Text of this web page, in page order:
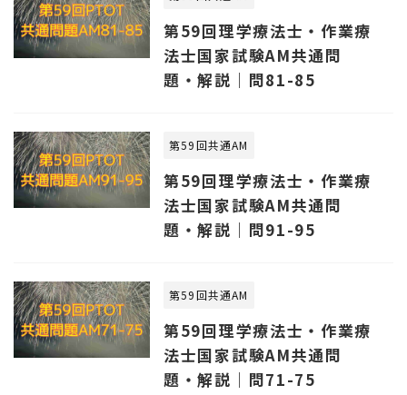
第59回理学療法士・作業療
法士国家試験AM共通問
題・解説｜問81-85
第59回共通AM
第59回理学療法士・作業療
法士国家試験AM共通問
題・解説｜問91-95
第59回共通AM
第59回理学療法士・作業療
法士国家試験AM共通問
題・解説｜問71-75